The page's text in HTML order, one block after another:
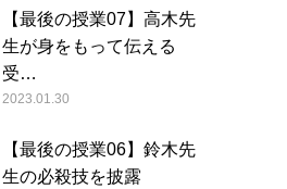
【最後の授業07】高木先
生が身をもって伝える
受…
2023.01.30
【最後の授業06】鈴木先
生の必殺技を披露